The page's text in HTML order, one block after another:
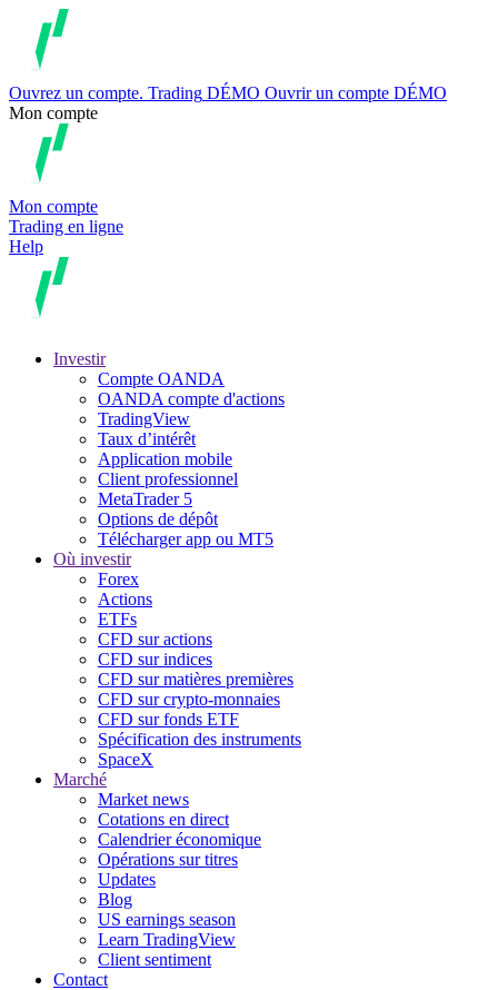
Ouvrez un compte. Trading DÉMO Ouvrir un compte DÉMO
Mon compte
Mon compte
Trading en ligne
Help
Investir
Compte OANDA
OANDA compte d'actions
TradingView
Taux d’intérêt
Application mobile
Client professionnel
MetaTrader 5
Options de dépôt
Télécharger app ou MT5
Où investir
Forex
Actions
ETFs
CFD sur actions
CFD sur indices
CFD sur matières premières
CFD sur crypto-monnaies
CFD sur fonds ETF
Spécification des instruments
SpaceX
Marché
Market news
Cotations en direct
Calendrier économique
Opérations sur titres
Updates
Blog
US earnings season
Learn TradingView
Client sentiment
Contact